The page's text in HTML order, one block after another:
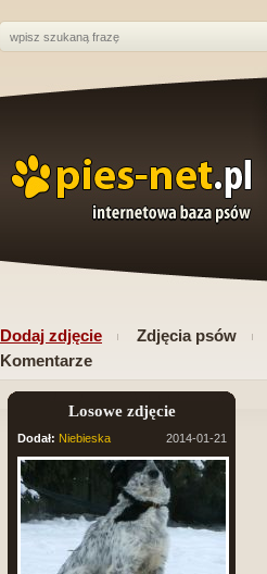
Dodaj zdjęcie Zdjęcia psów
Komentarze
Losowe zdjęcie
Dodał: Niebieska 2014-01-21